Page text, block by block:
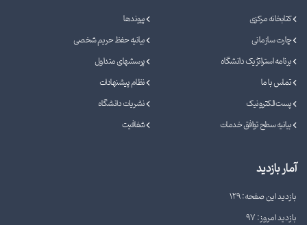
کتابخانه مرکزی
پیوندها
چارت سازمانی
بیانیه حفظ حریم شخصی
برنامه استراتژیک دانشگاه
پرسشهای متداول
تماس با ما
نظام پیشنهادات
پست الکترونیک
نشریات دانشگاه
بیانیه سطح توافق خدمات
شفافیت
آمار بازدید
بازدید این صفحه: 129
بازدید امروز: 97